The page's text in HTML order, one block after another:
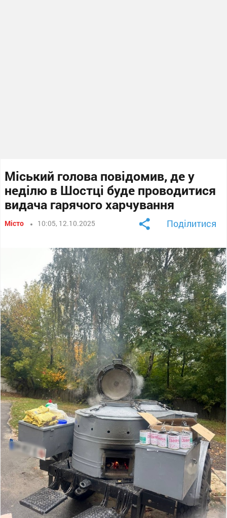
Міський голова повідомив, де у
неділю в Шостці буде проводитися
видача гарячого харчування
Місто 10:05, 12.10.2025 Поділитися